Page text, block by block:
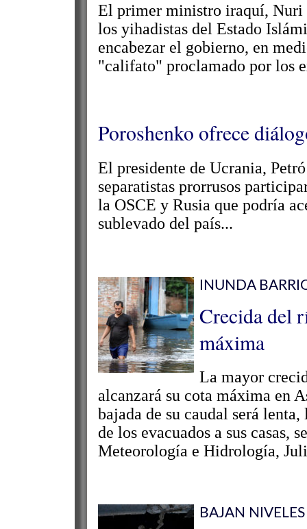
El primer ministro iraquí, Nuri
los yihadistas del Estado
encabezar el gobierno, en
"califato" proclamado por los
Poroshenko ofrece
El presidente de Ucrania,
separatistas prorrusos
la OSCE y Rusia que podría
sublevado del país...
INUNDA
Crecida del
máxima
La mayor
alcanzará su cota máxima en
bajada de su caudal será
de los evacuados a sus casas,
Meteorología e Hidrología,
BAJAN